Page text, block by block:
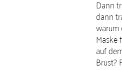
Dann
dann
auf
Brust?